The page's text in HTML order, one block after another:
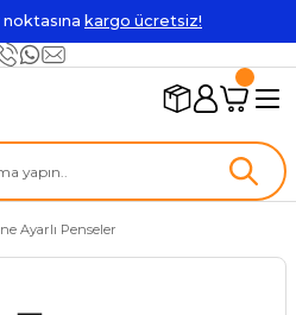
kargo ücretsiz!
Ayarlı Penseler